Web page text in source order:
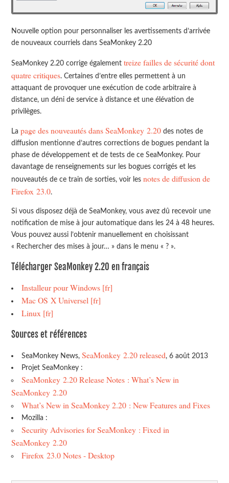
Nouvelle option pour personnaliser les avertissements d’arrivée
de nouveaux courriels dans SeaMonkey 2.20
SeaMonkey 2.20 corrige égalementtreize failles de sécurité dont
quatre critiques. Certaines d’entre elles permettent à un
attaquant de provoquer une exécution de code arbitraire à
distance, un déni de service à distance et une élévation de
privilèges.
Lapage des nouveautés dans SeaMonkey 2.20 des notes de
diffusion mentionne d’autres corrections de bogues pendant la
phase de développement et de tests de ce SeaMonkey. Pour
davantage de renseignements sur les bogues corrigés et les
nouveautés de ce train de sorties, voir lesnotes de diffusion de
Firefox 23.0.
Si vous disposez déjà de SeaMonkey, vous avez dû recevoir une
notification de mise à jour automatique dans les 24 à 48 heures.
Vous pouvez aussi l’obtenir manuellement en choisissant
« Rechercher des mises à jour… » dans le menu « ? ».
Télécharger SeaMonkey 2.20 en français
Installeur pour Windows [fr]
Mac OS X Universel [fr]
Linux [fr]
Sources et références
SeaMonkey News, SeaMonkey 2.20 released, 6 août 2013
Projet SeaMonkey :
SeaMonkey 2.20 Release Notes : What’s New in
SeaMonkey 2.20
What’s New in SeaMonkey 2.20 : New Features and Fixes
Mozilla :
Security Advisories for SeaMonkey : Fixed in
SeaMonkey 2.20
Firefox 23.0 Notes - Desktop